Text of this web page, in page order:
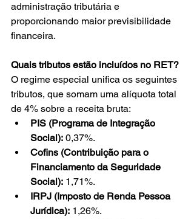
administração tributária e
proporcionando maior previsibilidade
financeira.
Quais tributos estão incluídos no RET?
O regime especial unifica os seguintes
tributos, que somam uma alíquota total
de 4% sobre a receita bruta:
PIS (Programa de Integração
Social): 0,37%.
Cofins (Contribuição para o
Financiamento da Seguridade
Social): 1,71%.
IRPJ (Imposto de Renda Pessoa
Jurídica): 1,26%.